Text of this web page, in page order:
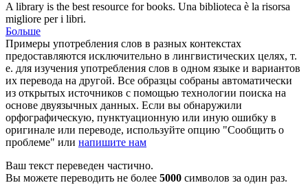
A library is the best resource for books. Una biblioteca è la risorsa
migliore per i libri.
Больше
Примеры употребления слов в разных контекстах
предоставляются исключительно в лингвистических целях, т.
е. для изучения употребления слов в одном языке и вариантов
их перевода на другой. Все образцы собраны автоматически
из открытых источников с помощью технологии поиска на
основе двуязычных данных. Если вы обнаружили
орфографическую, пунктуационную или иную ошибку в
оригинале или переводе, используйте опцию "Сообщить о
проблеме" или напишите нам
Ваш текст переведен частично.
Вы можете переводить не более 5000 символов за один раз.